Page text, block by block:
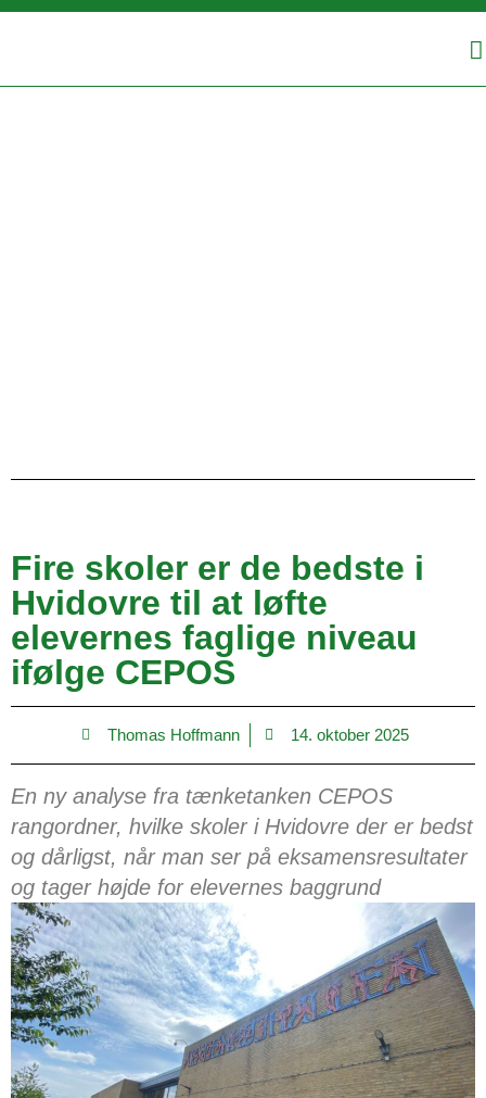
Fire skoler er de bedste i
Hvidovre til at løfte
elevernes faglige niveau
ifølge CEPOS
Thomas Hoffmann 14. oktober 2025
En ny analyse fra tænketanken CEPOS
rangordner, hvilke skoler i Hvidovre der er bedst
og dårligst, når man ser på eksamensresultater
og tager højde for elevernes baggrund